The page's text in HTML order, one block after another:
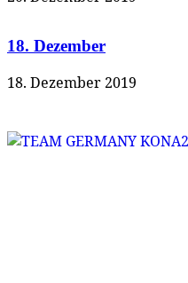
18. Dezember
18. Dezember 2019